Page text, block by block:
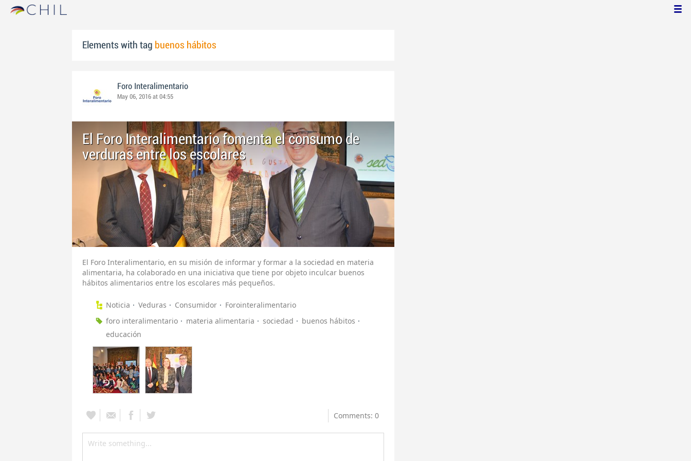
Elements with tag buenos hábitos
Foro Interalimentario
May 06, 2016 at 04:55
El Foro Interalimentario fomenta el consumo de
verduras entre los escolares
El Foro Interalimentario, en su misión de informar y formar a la sociedad en materia
alimentaria, ha colaborado en una iniciativa que tiene por objeto inculcar buenos
hábitos alimentarios entre los escolares más pequeños.
Noticia Veduras Consumidor
Forointeralimentario
foro interalimentario
materia alimentaria sociedad
buenos hábitos
educación
Comments: 0